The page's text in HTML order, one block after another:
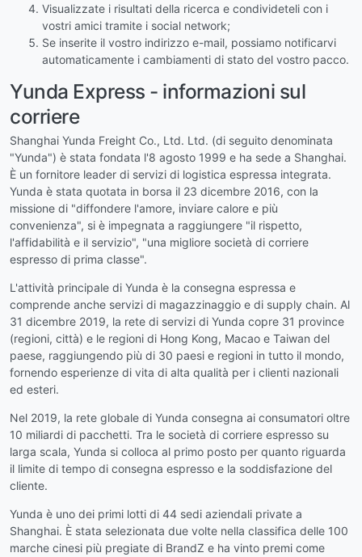
Visualizzate i risultati della ricerca e condivideteli con i
vostri amici tramite i social network;
Se inserite il vostro indirizzo e-mail, possiamo notificarvi
automaticamente i cambiamenti di stato del vostro pacco.
Yunda Express - informazioni sul
corriere
Shanghai Yunda Freight Co., Ltd. Ltd. (di seguito denominata
"Yunda") è stata fondata l'8 agosto 1999 e ha sede a Shanghai.
È un fornitore leader di servizi di logistica espressa integrata.
Yunda è stata quotata in borsa il 23 dicembre 2016, con la
missione di "diffondere l'amore, inviare calore e più
convenienza", si è impegnata a raggiungere "il rispetto,
l'affidabilità e il servizio", "una migliore società di corriere
espresso di prima classe".
L'attività principale di Yunda è la consegna espressa e
comprende anche servizi di magazzinaggio e di supply chain. Al
31 dicembre 2019, la rete di servizi di Yunda copre 31 province
(regioni, città) e le regioni di Hong Kong, Macao e Taiwan del
paese, raggiungendo più di 30 paesi e regioni in tutto il mondo,
fornendo esperienze di vita di alta qualità per i clienti nazionali
ed esteri.
Nel 2019, la rete globale di Yunda consegna ai consumatori oltre
10 miliardi di pacchetti. Tra le società di corriere espresso su
larga scala, Yunda si colloca al primo posto per quanto riguarda
il limite di tempo di consegna espresso e la soddisfazione del
cliente.
Yunda è uno dei primi lotti di 44 sedi aziendali private a
Shanghai. È stata selezionata due volte nella classifica delle 100
marche cinesi più pregiate di BrandZ e ha vinto premi come